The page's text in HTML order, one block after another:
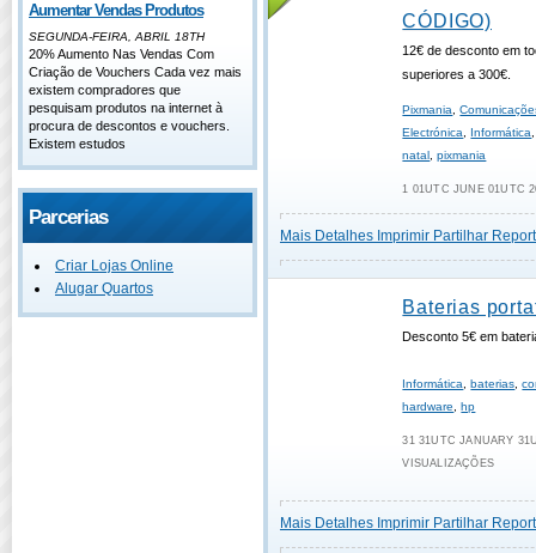
Aumentar Vendas Produtos
SEGUNDA-FEIRA, ABRIL 18TH
20% Aumento Nas Vendas Com
Criação de Vouchers Cada vez mais
existem compradores que
pesquisam produtos na internet à
procura de descontos e vouchers.
Existem estudos
Parcerias
Criar Lojas Online
Alugar Quartos
CÓDIGO)
12€ de desconto em
superiores a 300€.
Pixmania ,
Electrónica
Informática
natal ,pixmania
1 01UTC JUNE 01UTC
Mais Detalhes Imprimir Partilhar
Baterias
Desconto 5€ em
Informática ,baterias ,
hardware
,hp
31 31UTC JANUARY
VISUALIZAÇÕES
Mais Detalhes Imprimir Partilhar